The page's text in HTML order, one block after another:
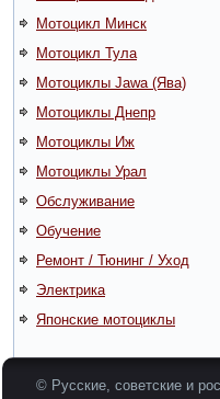
Мотоцикл Минск
Мотоцикл Тула
Мотоциклы Jawa (Ява)
Мотоциклы Днепр
Мотоциклы Иж
Мотоциклы Урал
Обслуживание
Обучение
Ремонт / Тюнинг / Уход
Электрика
Японские мотоциклы
© Русские, советские и